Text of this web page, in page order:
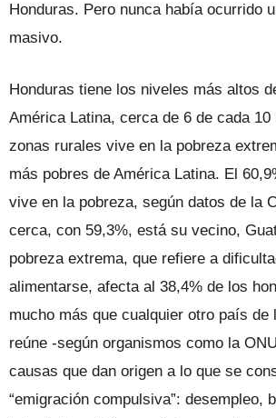
Honduras. Pero nunca había ocurrido
masivo.
Honduras tiene los niveles más altos
América Latina, cerca de 6 de cada 10
zonas rura­les vive en la pobreza
más pobres de América Latina. El
vive en la pobreza, según datos de la
cerca, con 59,3%, está su vecino,
pobreza extrema, que refiere a
alimentarse, afecta al 38,4% de los
mucho más que cualquier otro país de
reúne -según organismos como la
causas que dan origen a lo que se
“emigración compulsiva”: desempleo,